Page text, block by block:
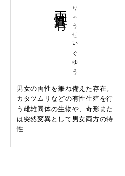
りょうせいぐゆう
男女の両性を兼ね備えた存在。
カタツムリなどの有性生殖を行
う雌雄同体の生物や、奇形また
は突然変異として男女両方の特
性...